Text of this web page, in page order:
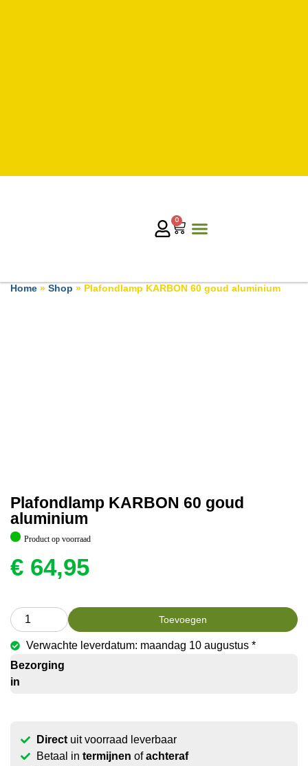
0
Home » Shop » Plafondlamp KARBON 60 goud aluminium
Plafondlamp KARBON 60 goud
aluminium
Product op voorraad
€ 64,95
Toevoegen
Verwachte leverdatum: maandag 10 augustus *
Bezorging
in
Directuit voorraad leverbaar
Betaal in termijnen ofachteraf